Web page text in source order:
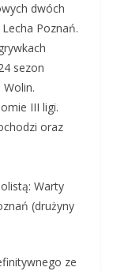
dwóch
Poznań.
sezon
III ligi.
oraz
Warty
(drużyny
ze